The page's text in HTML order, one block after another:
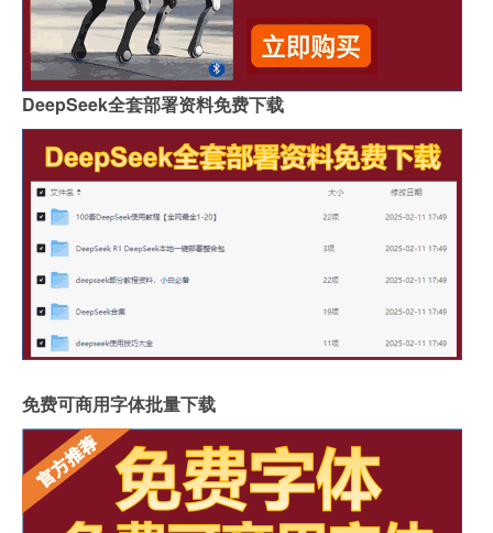
DeepSeek全套部署资料免费下载
免费可商用字体批量下载